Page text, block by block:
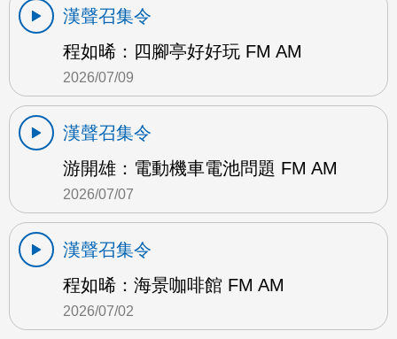
漢聲召集令
程如晞：四腳亭好好玩 FM AM
2026/07/09
漢聲召集令
游開雄：電動機車電池問題 FM AM
2026/07/07
漢聲召集令
程如晞：海景咖啡館 FM AM
2026/07/02